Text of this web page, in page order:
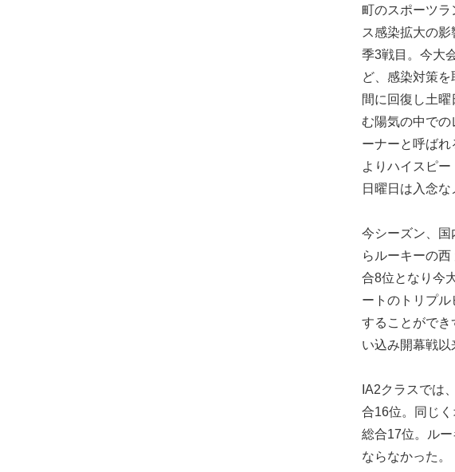
町のスポーツ
ス感染拡大の
季3戦目。今大
ど、感染対策
間に回復し土
む陽気の中で
ーナーと呼ば
よりハイスピ
日曜日は入念
今シーズン、
らルーキーの
合8位となり今
ートのトリプ
することがで
い込み開幕戦以
IA2クラスでは
合16位。同じ
総合17位。ル
ならなかった。